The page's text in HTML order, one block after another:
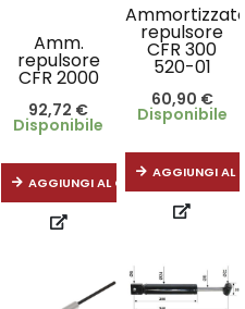
Amm.
repulsore
CFR 2000
92,72 €
Disponibile
AGGIUNGI AL CARRELLO
repulsore
CFR 300
520-01
60,90 €
Disponibile
AGGIUNGI AL